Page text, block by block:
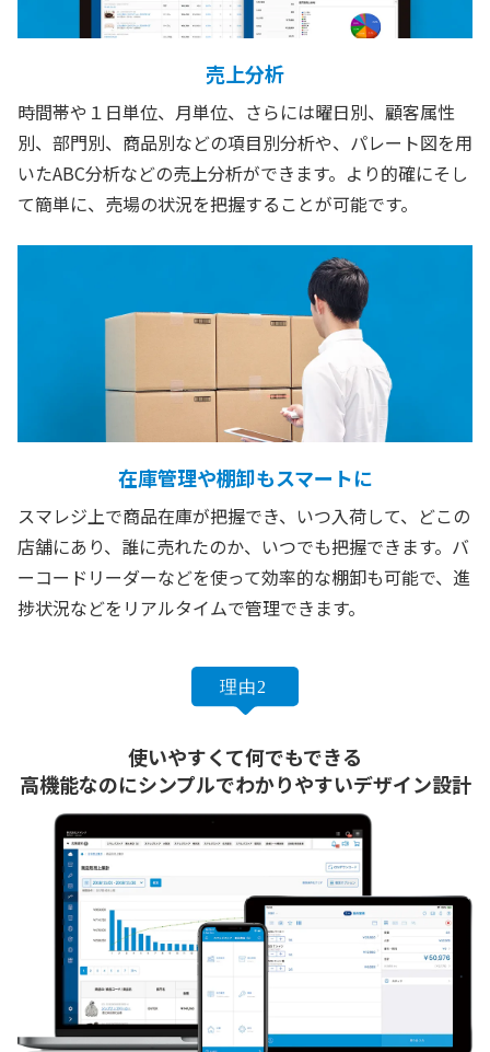
売上分析
時間帯や１日単位、月単位、さらには曜日別、顧客属性
別、部門別、商品別などの項目別分析や、パレート図を用
いたABC分析などの売上分析ができます。より的確にそし
て簡単に、売場の状況を把握することが可能です。
在庫管理や棚卸もスマートに
スマレジ上で商品在庫が把握でき、いつ入荷して、どこの
店舗にあり、誰に売れたのか、いつでも把握できます。バ
ーコードリーダーなどを使って効率的な棚卸も可能で、進
捗状況などをリアルタイムで管理できます。
使いやすくて何でもできる
高機能なのにシンプルでわかりやすいデザイン設計